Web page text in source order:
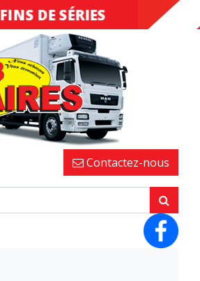
DESTOCKAGE
FINS DE SÉRIES
Contactez-nous